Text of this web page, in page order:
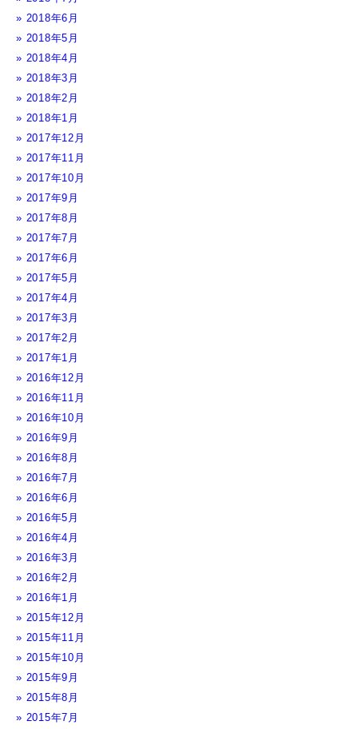
2018年6月
2018年5月
2018年4月
2018年3月
2018年2月
2018年1月
2017年12月
2017年11月
2017年10月
2017年9月
2017年8月
2017年7月
2017年6月
2017年5月
2017年4月
2017年3月
2017年2月
2017年1月
2016年12月
2016年11月
2016年10月
2016年9月
2016年8月
2016年7月
2016年6月
2016年5月
2016年4月
2016年3月
2016年2月
2016年1月
2015年12月
2015年11月
2015年10月
2015年9月
2015年8月
2015年7月